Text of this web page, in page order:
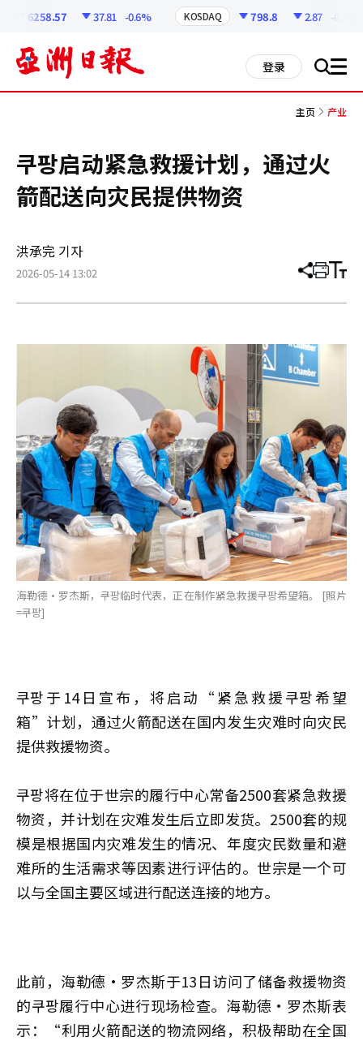
6258.57 37.81 -0.6% KOSDAQ 798.8 2.87 -0.36%
登录 搜 all
主页 产业
쿠팡启动紧急救援计划，通过火
箭配送向灾民提供物资
洪承完 기자
2026-05-14 13:02 分
章
打 调
小
海勒德·罗杰斯，쿠팡临时代表，正在制作紧急救援쿠팡希望箱。 [照片
=쿠팡]
쿠팡于14日宣布，将启动“紧急救援쿠팡希望
箱”计划，通过火箭配送在国内发生灾难时向灾民
提供救援物资。
쿠팡将在位于世宗的履行中心常备2500套紧急救援
物资，并计划在灾难发生后立即发货。2500套的规
模是根据国内灾难发生的情况、年度灾民数量和避
难所的生活需求等因素进行评估的。世宗是一个可
以与全国主要区域进行配送连接的地方。
此前，海勒德·罗杰斯于13日访问了储备救援物资
的쿠팡履行中心进行现场检查。 海勒德·罗杰斯表
示：“利用火箭配送的物流网络，积极帮助在全国